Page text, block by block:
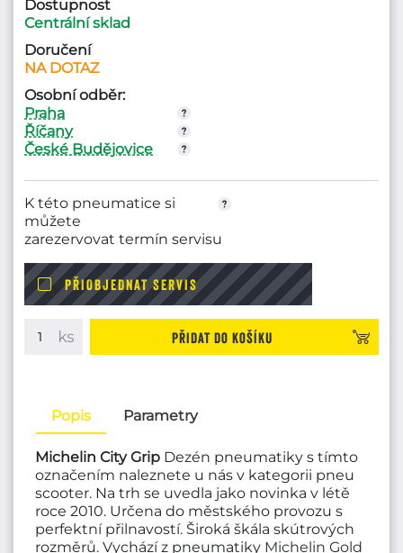
Dostupnost
Centrální sklad
Doručení
NA DOTAZ
Osobní odběr:
Praha
Říčany
České Budějovice
K této pneumatice si
můžete
zarezervovat termín servisu
PŘIOBJEDNAT SERVIS
Přidat do košíku
Popis Parametry
Michelin City Grip Dezén pneumatiky s tímto
označením naleznete u nás v kategorii pneu
scooter. Na trh se uvedla jako novinka v létě
roce 2010. Určena do městského provozu s
perfektní přilnavostí. Široká škála skútrových
rozměrů. Vychází z pneumatiky Michelin Gold